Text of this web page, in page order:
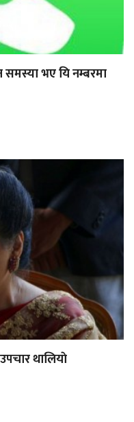
भए यि नम्बरमा
थालियाे